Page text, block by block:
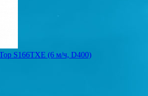
S166TXE (6 м/ч, D400)